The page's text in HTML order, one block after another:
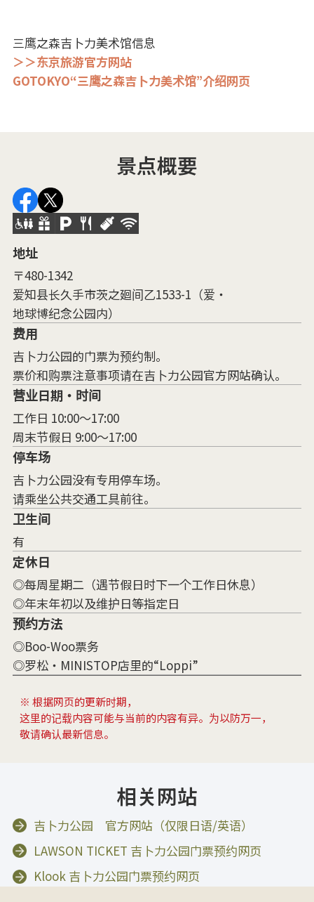
三鹰之森吉卜力美术馆信息
＞＞东京旅游官方网站
GOTOKYO“三鹰之森吉卜力美术馆”介绍网页
景点概要
地址
〒480-1342
爱知县长久手市茨之廻间乙1533-1（爱・
地球博纪念公园内）
费用
吉卜力公园的门票为预约制。
票价和购票注意事项请在吉卜力公园官方网站确认。
营业日期・时间
工作日 10:00～17:00
周末节假日 9:00～17:00
停车场
吉卜力公园没有专用停车场。
请乘坐公共交通工具前往。
卫生间
有
定休日
◎每周星期二（遇节假日时下一个工作日休息）
◎年末年初以及维护日等指定日
预约方法
◎Boo-Woo票务
◎罗松・MINISTOP店里的“Loppi”
※ 根据网页的更新时期，
这里的记载内容可能与当前的内容有异。为以防万一，
敬请确认最新信息。
相关网站
吉卜力公园 官方网站（仅限日语/英语）
LAWSON TICKET 吉卜力公园门票预约网页
Klook 吉卜力公园门票预约网页